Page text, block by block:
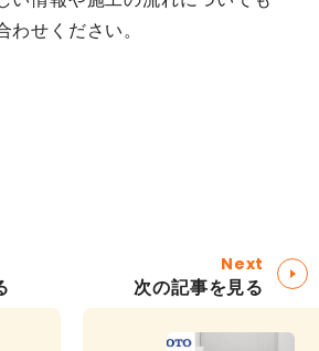
わせください。
Next
次の記事を見る